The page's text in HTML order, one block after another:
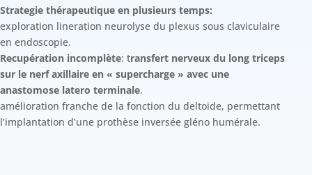
Strategie thérapeutique en plusieurs temps:
exploration lineration neurolyse du plexus sous claviculaire
en endoscopie.
Recupération incomplète: transfert nerveux du long triceps
sur le nerf axillaire en « supercharge » avec une
anastomose latero terminale.
amélioration franche de la fonction du deltoide, permettant
l’implantation d’une prothèse inversée gléno humérale.